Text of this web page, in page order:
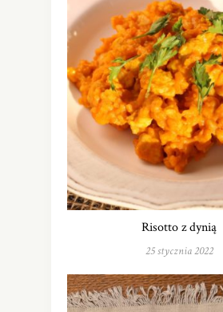
Risotto z dynią
25 stycznia 2022